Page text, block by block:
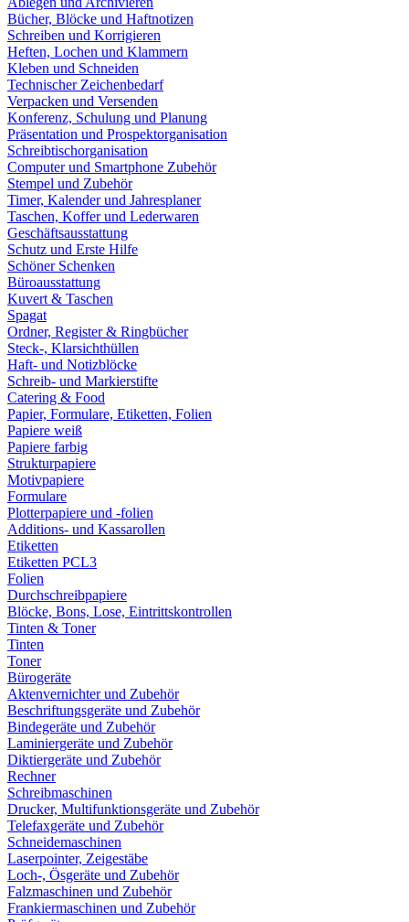
Bücher, Blöcke und Haftnotizen
Schreiben und Korrigieren
Heften, Lochen und Klammern
Kleben und Schneiden
Technischer Zeichenbedarf
Verpacken und Versenden
Konferenz, Schulung und Planung
Präsentation und Prospektorganisation
Schreibtischorganisation
Computer und Smartphone Zubehör
Stempel und Zubehör
Timer, Kalender und Jahresplaner
Taschen, Koffer und Lederwaren
Geschäftsausstattung
Schutz und Erste Hilfe
Schöner Schenken
Büroausstattung
Kuvert & Taschen
Spagat
Ordner, Register & Ringbücher
Steck-, Klarsichthüllen
Haft- und Notizblöcke
Schreib- und Markierstifte
Catering & Food
Papier, Formulare, Etiketten, Folien
Papiere weiß
Papiere farbig
Strukturpapiere
Motivpapiere
Formulare
Plotterpapiere und -folien
Additions- und Kassarollen
Etiketten
Etiketten PCL3
Folien
Durchschreibpapiere
Blöcke, Bons, Lose, Eintrittskontrollen
Tinten & Toner
Tinten
Toner
Bürogeräte
Aktenvernichter und Zubehör
Beschriftungsgeräte und Zubehör
Bindegeräte und Zubehör
Laminiergeräte und Zubehör
Diktiergeräte und Zubehör
Rechner
Schreibmaschinen
Drucker, Multifunktionsgeräte und Zubehör
Telefaxgeräte und Zubehör
Schneidemaschinen
Laserpointer, Zeigestäbe
Loch-, Ösgeräte und Zubehör
Falzmaschinen und Zubehör
Frankiermaschinen und Zubehör